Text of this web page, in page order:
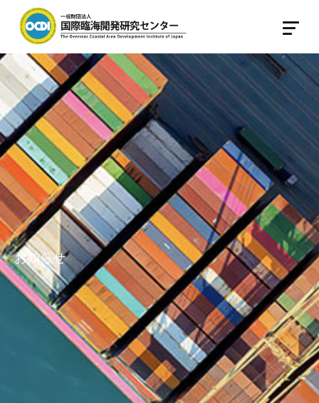
Japanese
English
ホーム
OCDIとは
OCDIとは
会社概要
国際港湾政策研究所
国際港湾運営研究所
職員紹介
活動内容
OCDIの活動
事業内容
主なプロジェクト
研修事業
国別実績一覧
講演会・セミナー情報
竹内良夫賞
お知らせ